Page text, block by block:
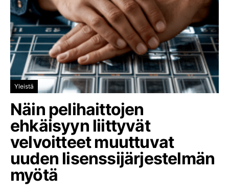
Yleistä
Näin pelihaittojen
ehkäisyyn liittyvät
velvoitteet muuttuvat
uuden lisenssijärjestelmän
myötä